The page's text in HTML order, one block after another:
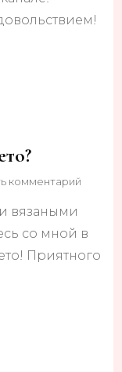
МК!
комментарий
лето?
вязаными
со мной в
Приятного